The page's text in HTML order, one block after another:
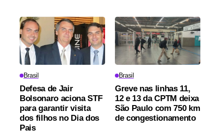
Brasil
Defesa de Jair
Bolsonaro aciona STF
para garantir visita
dos filhos no Dia dos
Pais
Brasil
Greve nas linhas 11,
12 e 13 da CPTM deixa
São Paulo com 750 km
de congestionamento